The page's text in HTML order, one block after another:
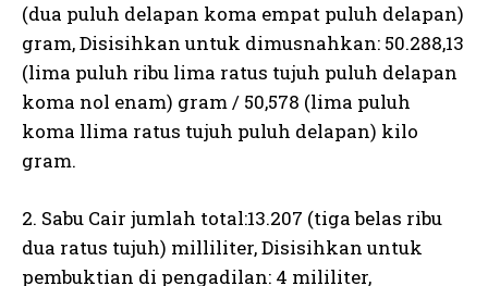
(dua puluh delapan koma empat puluh delapan)
gram, Disisihkan untuk dimusnahkan: 50.288,13
(lima puluh ribu lima ratus tujuh puluh delapan
koma nol enam) gram / 50,578 (lima puluh
koma llima ratus tujuh puluh delapan) kilo
gram.
2. Sabu Cair jumlah total:13.207 (tiga belas ribu
dua ratus tujuh) milliliter, Disisihkan untuk
pembuktian di pengadilan: 4 mililiter,